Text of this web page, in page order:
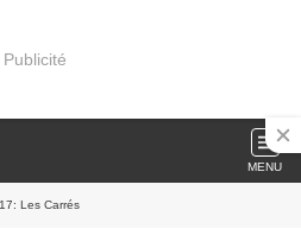
Publicité
MENU
Les Carrés